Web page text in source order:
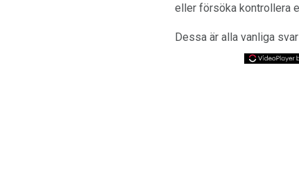
eller försöka kontrollera
Dessa är alla vanliga